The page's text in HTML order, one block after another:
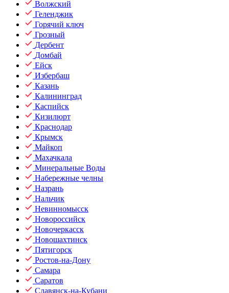
Волжский
Геленджик
Горячий ключ
Грозный
Дербент
Домбай
Ейск
Избербаш
Казань
Калининград
Каспийск
Кизилюрт
Краснодар
Крымск
Майкоп
Махачкала
Минеральные Воды
Набережные челны
Назрань
Нальчик
Невинномысск
Новороссийск
Новочеркасск
Новошахтинск
Пятигорск
Ростов-на-Дону
Самара
Саратов
Славянск-на-Кубани